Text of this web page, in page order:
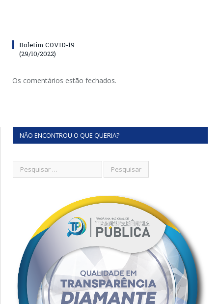
Boletim COVID-19
(29/10/2022)
Os comentários estão fechados.
NÃO ENCONTROU O QUE QUERIA?